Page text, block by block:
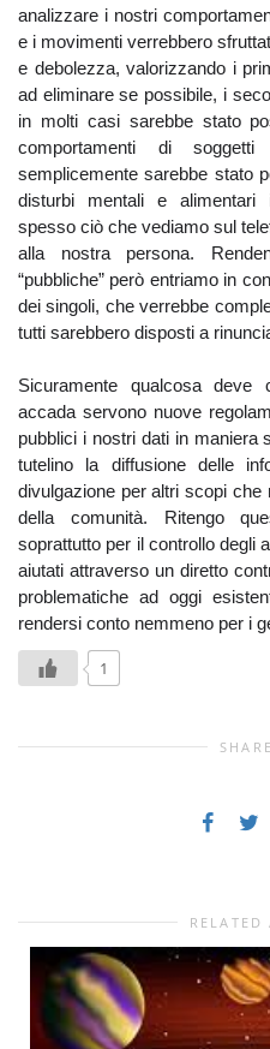
analizzare i nostri
e i movimenti verrebbero
e debolezza, valorizzando i
ad eliminare se possibile, i
in molti casi sarebbe stato
comportamenti di
semplicemente sarebbe stato
disturbi mentali e alimentari
spesso ciò che vediamo sul
alla nostra persona.
“pubbliche” però entriamo in
dei singoli, che verrebbe
tutti sarebbero disposti a
Sicuramente qualcosa deve
accada servono nuove
pubblici i nostri dati in maniera
tutelino la diffusione delle
divulgazione per altri scopi
della comunità. Ritengo
soprattutto per il controllo degli
aiutati attraverso un diretto
problematiche ad oggi
rendersi conto nemmeno per i
1
RELATED